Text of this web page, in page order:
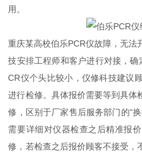
用。
重庆某高校伯乐PCR仪故障，无
技安排工程师和客户进行对接，
CR仪个头比较小，仪修科技建议
进行检修。具体报价需要等到具体
修，区别于厂家售后服务部门的“
需要详细对仪器检查之后精准报
修，若检查之后报价顾客不接受，